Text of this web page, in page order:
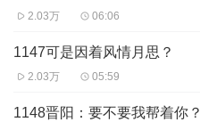
2.03万 06:06
1147可是因着风情月思？
2.03万 05:59
1148晋阳：要不要我帮着你？